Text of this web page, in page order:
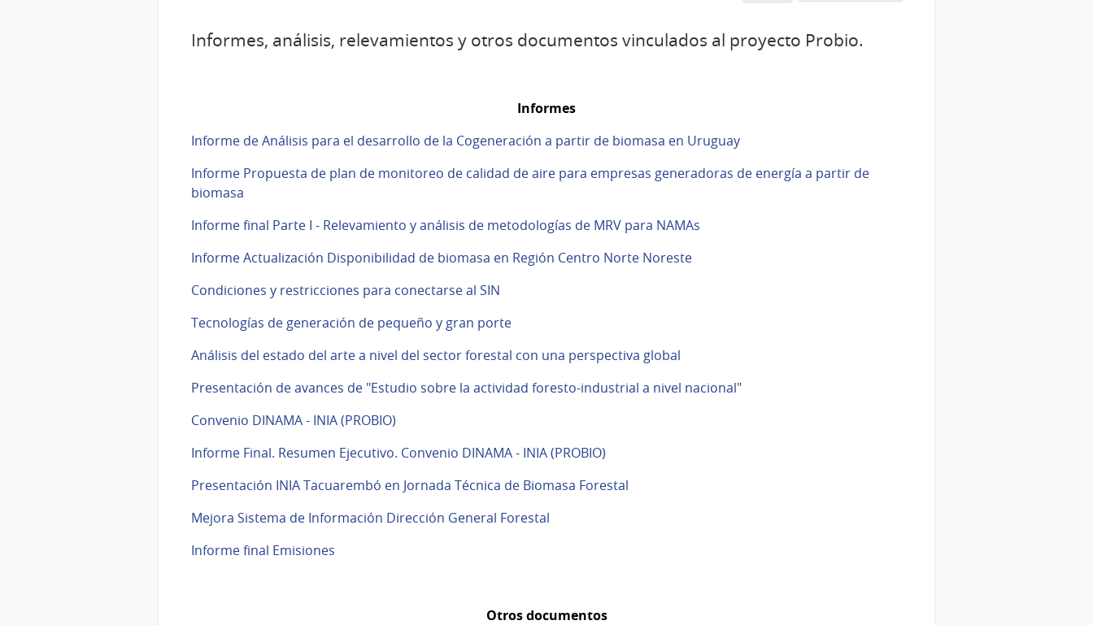
Informes, análisis, relevamientos y otros documentos vinculados al proyecto Probio.
Informes
Informe de Análisis para el desarrollo de la Cogeneración a partir de biomasa en Uruguay
Informe Propuesta de plan de monitoreo de calidad de aire para empresas generadoras de energía a partir de
biomasa
Informe final Parte I - Relevamiento y análisis de metodologías de MRV para NAMAs
Informe Actualización Disponibilidad de biomasa en Región Centro Norte Noreste
Condiciones y restricciones para conectarse al SIN
Tecnologías de generación de pequeño y gran porte
Análisis del estado del arte a nivel del sector forestal con una perspectiva global
Presentación de avances de "Estudio sobre la actividad foresto-industrial a nivel nacional"
Convenio DINAMA - INIA (PROBIO)
Informe Final. Resumen Ejecutivo. Convenio DINAMA - INIA (PROBIO)
Presentación INIA Tacuarembó en Jornada Técnica de Biomasa Forestal
Mejora Sistema de Información Dirección General Forestal
Informe final Emisiones
Otros documentos